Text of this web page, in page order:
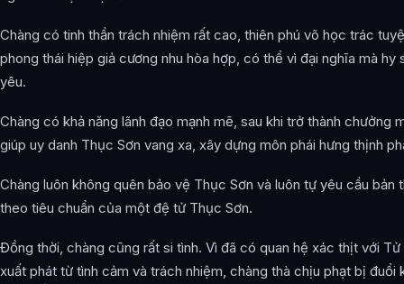
Chàng có tinh thần trách nhiệm rất cao, thiên phú võ học trác
phong thái hiệp giả cương nhu hòa hợp, có thể vì đại nghĩa mà hy
yêu.
Chàng có khả năng lãnh đạo mạnh mẽ, sau khi trở thành chưởng
giúp uy danh Thục Sơn vang xa, xây dựng môn phái hưng thịnh
Chàng luôn không quên bảo vệ Thục Sơn và luôn tự yêu cầu bản
theo tiêu chuẩn của một đệ tử Thục Sơn.
Đồng thời, chàng cũng rất si tình. Vì đã có quan hệ xác thịt với Tử
xuất phát từ tình cảm và trách nhiệm, chàng thà chịu phạt bị đuổi